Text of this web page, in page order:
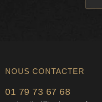
NOUS CONTACTER
01 79 73 67 68